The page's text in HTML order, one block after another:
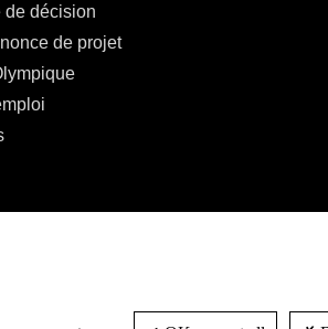
de décision
de projet